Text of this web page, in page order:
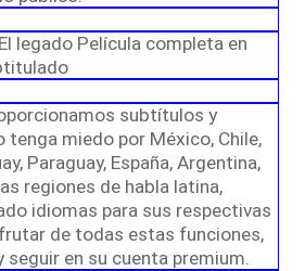
legado Película completa en
subtítulos y
tenga miedo por México, Chile,
Paraguay, España, Argentina,
regiones de habla latina,
idiomas para sus respectivas
de todas estas funciones,
seguir en su cuenta premium.